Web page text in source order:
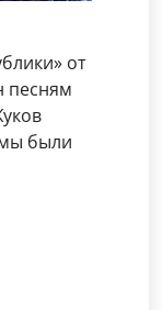
от
песням
были